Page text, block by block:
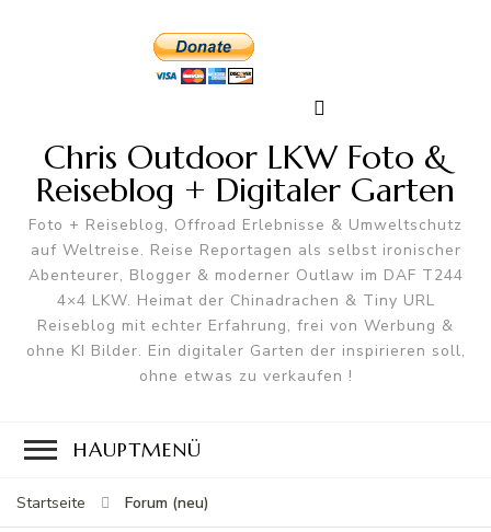
Chris Outdoor LKW Foto &
Reiseblog + Digitaler Garten
Foto + Reiseblog, Offroad Erlebnisse & Umweltschutz
auf Weltreise. Reise Reportagen als selbst ironischer
Abenteurer, Blogger & moderner Outlaw im DAF T244
4×4 LKW. Heimat der Chinadrachen & Tiny URL
Reiseblog mit echter Erfahrung, frei von Werbung &
ohne KI Bilder. Ein digitaler Garten der inspirieren soll,
ohne etwas zu verkaufen !
HAUPTMENÜ
Startseite Forum (neu)